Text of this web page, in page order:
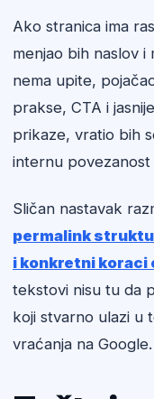
Ako stranica ima
menjao bih naslov i
nema upite,
prakse, CTA i
prikaze, vratio bih
internu
Sličan nastavak
permalink
i konkretni koraci
tekstovi nisu tu da
koji stvarno ulazi u
vraćanja na Google.